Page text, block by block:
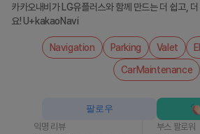
카카오내비가 LG유플러스와 함께 만드는 더 쉽고, 더
요! U+kakaoNavi
Navigation Parking Valet
CarMaintenance
익명 리뷰 부스 팔로워
팔로우